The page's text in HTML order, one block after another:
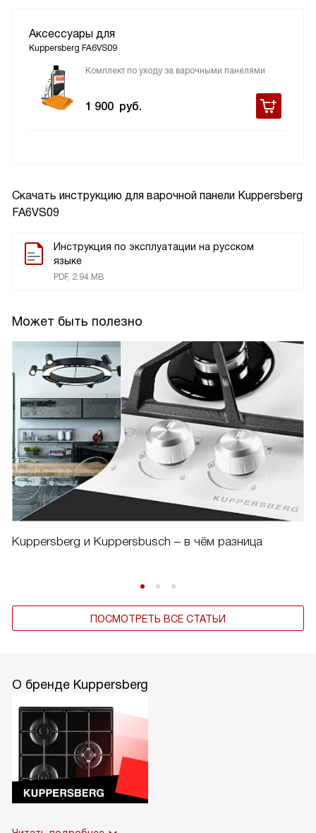
Скачать инструкцию для варочной панели Kuppersberg
FA6VS09
Инструкция по эксплуатации на русском
языке
PDF, 2.94 MB
Может быть полезно
Kuppersberg и Kuppersbusch – в чём разница
ПОСМОТРЕТЬ ВСЕ СТАТЬИ
Аксессуары для
Kuppersberg FA6VS09
Комплект по уходу за варочными панелями
1 900 руб.
О бренде Kuppersberg